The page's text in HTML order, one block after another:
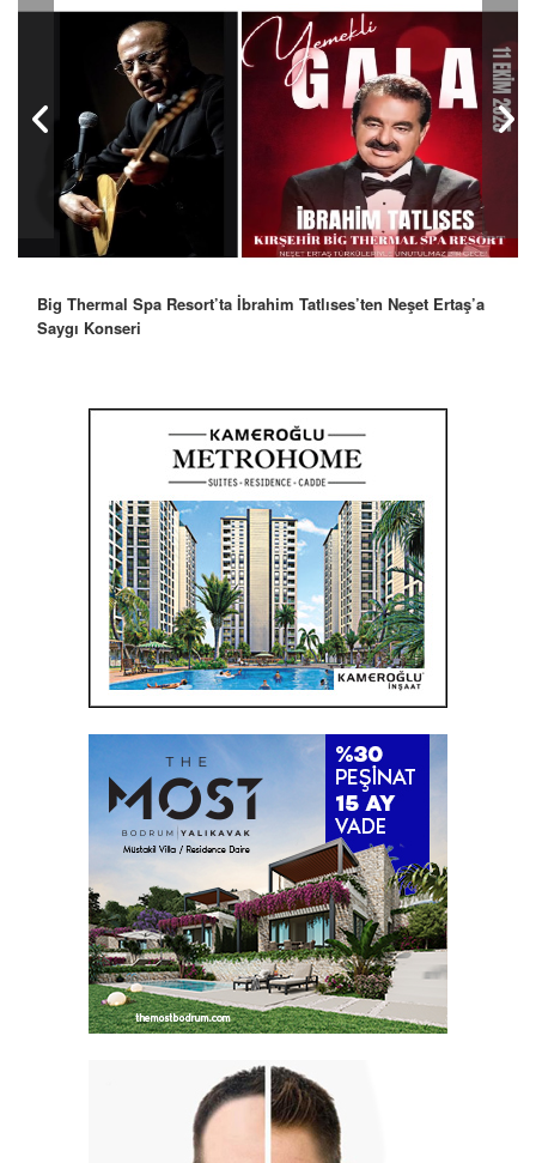
Big Thermal Spa Resort’ta İbrahim Tatlıses’ten Neşet Ertaş’a
Saygı Konseri